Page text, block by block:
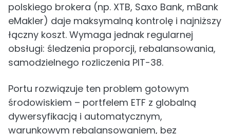
polskiego brokera (np. XTB, Saxo Bank, mBank
eMakler) daje maksymalną kontrolę i najniższy
łączny koszt. Wymaga jednak regularnej
obsługi: śledzenia proporcji, rebalansowania,
samodzielnego rozliczenia PIT-38.
Portu rozwiązuje ten problem gotowym
środowiskiem – portfelem ETF z globalną
dywersyfikacją i automatycznym,
warunkowym rebalansowaniem, bez